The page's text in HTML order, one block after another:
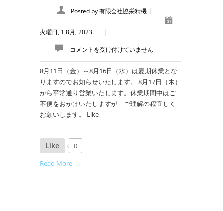
Posted by有限会社協栄精機 |
火曜日, 1 8月, 2023 |
コメントを受け付けていません
8月11日（金）～8月16日（水）は夏期休業とな
りますのでお知らせいたします。 8月17日（木）
から平常通り営業いたします。休業期間中はご
不便をおかけいたしますが、ご理解の程宜しく
お願いします。 Like
Like
0
Read More →